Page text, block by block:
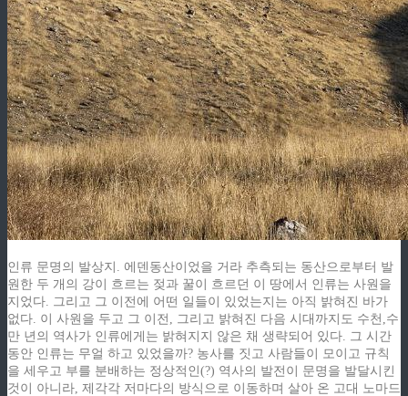
인류 문명의 발상지. 에덴동산이었을 거라 추측되는 동산으로부터 발
원한 두 개의 강이 흐르는 젖과 꿀이 흐르던 이 땅에서 인류는 사원을
지었다. 그리고 그 이전에 어떤 일들이 있었는지는 아직 밝혀진 바가
없다. 이 사원을 두고 그 이전, 그리고 밝혀진 다음 시대까지도 수천,수
만 년의 역사가 인류에게는 밝혀지지 않은 채 생략되어 있다. 그 시간
동안 인류는 무얼 하고 있었을까? 농사를 짓고 사람들이 모이고 규칙
을 세우고 부를 분배하는 정상적인(?) 역사의 발전이 문명을 발달시킨
것이 아니라, 제각각 저마다의 방식으로 이동하며 살아 온 고대 노마드